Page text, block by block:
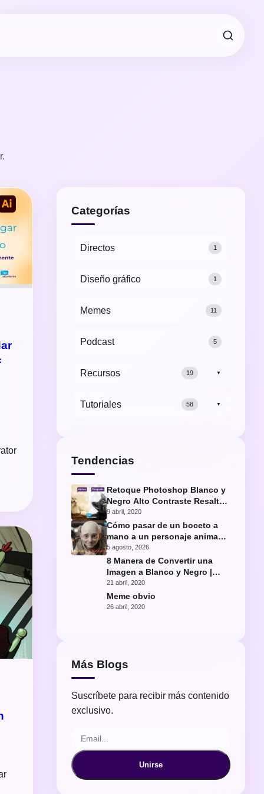
Categorías
Directos 1
Diseño gráfico 1
Memes 11
Podcast 5
Recursos 19 ▼
Tutoriales 58 ▼
Tendencias
Retoque Photoshop Blanco y
Negro Alto Contraste Resaltar
Ojos Gato
9 abril, 2020
Cómo pasar de un boceto a
mano a un personaje animado
con IA
5 agosto, 2026
8 Manera de Convertir una
Imagen a Blanco y Negro |
Fácil Photoshop
21 abril, 2020
Meme obvio
26 abril, 2020
Más Blogs
Suscríbete para recibir más contenido
exclusivo.
Unirse